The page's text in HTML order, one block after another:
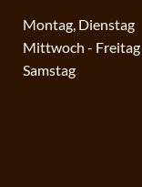
Montag, Dienstag
Mittwoch - Freitag
Samstag